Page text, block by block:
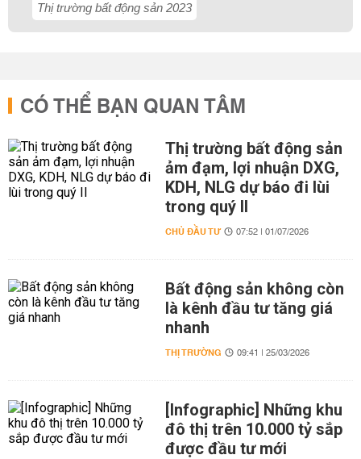
Thị trường bất động sản 2023
CÓ THỂ BẠN QUAN TÂM
Thị trường bất động sản
ảm đạm, lợi nhuận DXG,
KDH, NLG dự báo đi lùi
trong quý II
CHỦ ĐẦU TƯ 07:52 | 01/07/2026
Bất động sản không còn
là kênh đầu tư tăng giá
nhanh
THỊ TRƯỜNG 09:41 | 25/03/2026
[Infographic] Những khu
đô thị trên 10.000 tỷ sắp
được đầu tư mới